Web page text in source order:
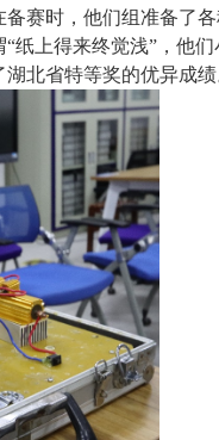
赛时，他们组准备了
“纸上得来终觉浅”，他
北省特等奖的优异成绩